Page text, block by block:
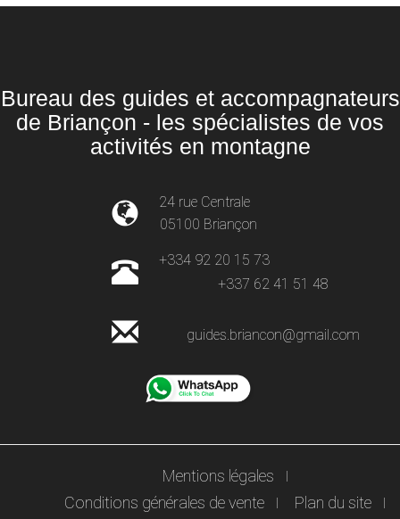
Bureau des guides et accompagnateurs
de Briançon - les spécialistes de vos
activités en montagne
24 rue Centrale
05100 Briançon
+334 92 20 15 73
+337 62 41 51 48
guides.briancon@gmail.com
Mentions légales
Conditions générales de vente
Plan du site